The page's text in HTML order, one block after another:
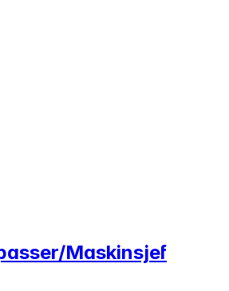
Maskinsjef